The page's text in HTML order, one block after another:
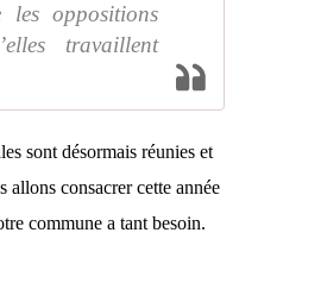
oppositions
travaillent
sont désormais réunies et
allons consacrer cette année
commune a tant besoin.